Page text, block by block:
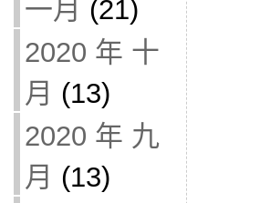
一月 (21)
2020 年 十
月 (13)
2020 年 九
月 (13)